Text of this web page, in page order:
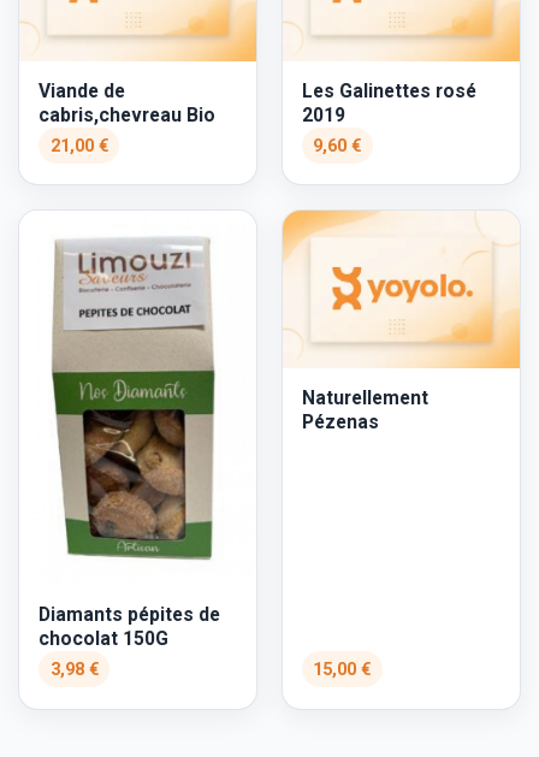
Viande de
cabris,chevreau Bio
21,00 €
Les Galinettes rosé
2019
9,60 €
Diamants pépites de
chocolat 150G
3,98 €
Naturellement
Pézenas
15,00 €